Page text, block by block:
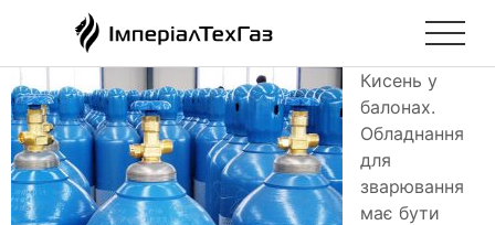
Кисень у
балонах.
Обладнання
для
зварювання
має бути